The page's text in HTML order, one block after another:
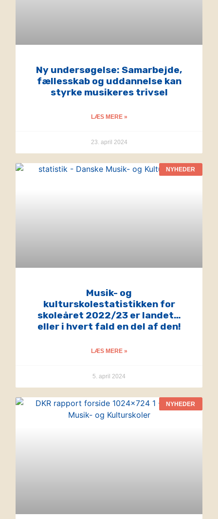
Ny undersøgelse: Samarbejde,
fællesskab og uddannelse kan
styrke musikeres trivsel
LÆS MERE »
23. april 2024
NYHEDER
Musik- og
kulturskolestatistikken for
skoleåret 2022/23 er landet…
eller i hvert fald en del af den!
LÆS MERE »
5. april 2024
NYHEDER